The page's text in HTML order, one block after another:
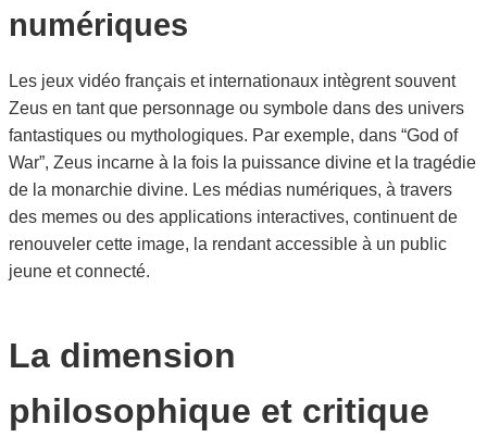
numériques
Les jeux vidéo français et internationaux intègrent souvent
Zeus en tant que personnage ou symbole dans des univers
fantastiques ou mythologiques. Par exemple, dans “God of
War”, Zeus incarne à la fois la puissance divine et la tragédie
de la monarchie divine. Les médias numériques, à travers
des memes ou des applications interactives, continuent de
renouveler cette image, la rendant accessible à un public
jeune et connecté.
La dimension
philosophique et critique